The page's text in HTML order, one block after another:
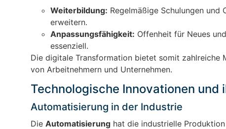
Weiterbildung: Regelmäßige Schulungen und
erweitern.
Anpassungsfähigkeit: Offenheit für Neues
essenziell.
Die digitale Transformation bietet somit zahlreiche
von Arbeitnehmern und Unternehmen.
Technologische Innovationen
Automatisierung in der Industrie
Die Automatisierung hat die industrielle